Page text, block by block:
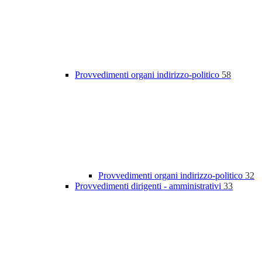
Provvedimenti organi indirizzo-politico 58
Provvedimenti organi indirizzo-politico 32
Provvedimenti dirigenti - amministrativi 33